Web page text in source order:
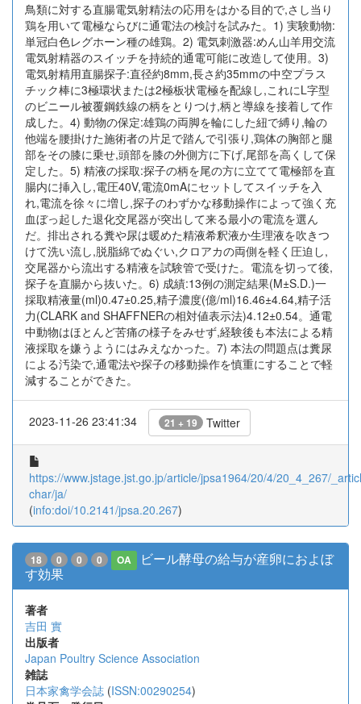
鳥類に対する直腸電気射精法の応用をはかる目的で,さし当り
鶏を用いて電極ならびに通電法の検討を試みた。1) 実験動物:
単冠白色レグホーン種の雄鶏。2) 電気刺激器:めん山羊用交流
電気射精器のスイッチを持続的通電可能に改造して使用。3)
電気射精用直腸探子:直径約8mm,長さ約35mmの中空プラス
チック棒に3極環状または2極板状電極を配線し,これにL字型
のビニール被覆鋼鉄線の柄をとりつけ,柄と導線を接着して作
成した。4) 動物の保定:雄鶏の両脚を輪にした紐で縛り,輪の
他端を腰掛けた施術者の片足で踏んで引張り,鶏体の胸部と腿
部をその膝に乗せ,頭部を膝の外側方に下げ,尾部を高くして保
定した。5) 精液の採取:探子の柄を尾の方に立てて電極部を直
腸内に挿入し,電圧40V,電流0mAにセットしてスイッチを入
れ,電流を徐々に増し,探子のわずかな移動操作によって強く充
血ぼっ起した退化交尾器が突出して来る最小の電流を選ん
だ。排出される糞や尿は暖めた精液希釈液か生理液を吹きつ
けて洗い流し,脱脂綿でぬぐい,クロアカの両側を軽く圧迫し,
交尾器から流出する精液を試験管で受けた。電流を切って後,
探子を直腸から抜いた。6) 成績:13例の測定結果(M±S.D.)一
採取精液量(ml)0.47±0.25,精子濃度(億/ml)16.46±4.64,精子活
力(CLARK and SHAFFNERの相対値表示法)4.12±0.54。通電
中動物はほとんど苦痛の様子をみせず,経験後も本法による精
液採取を嫌うようにはみえなかった。7) 本法の問題点は糞尿
による汚染で,通電法や探子の移動操作を慎重にすることで軽
減することができた。
2023-11-26 23:41:34 21 + 19 Twitter
https://www.jstage.jst.go.jp/article/jpsa1964/20/4/20_4_267/
char/ja/
(info:doi/10.2141/jpsa.20.267)
18 0 0 0 OA
ビール酵母の給与が産卵におよぼ
す効果
著者
吉田 實
出版者
Japan Poultry Science Association
雑誌
日本家禽学会誌 (ISSN:00290254)